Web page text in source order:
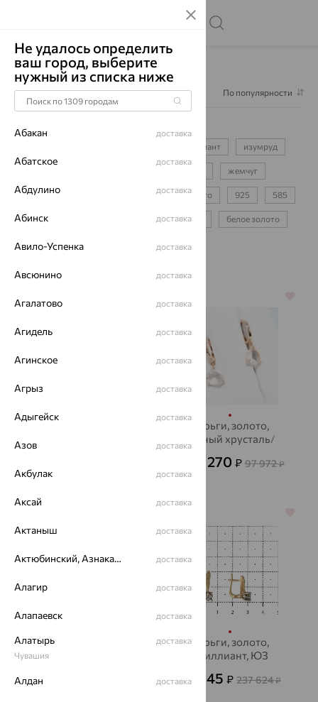
Главная Каталог Серьги
Фильтр По популярности
бриллиант изумруд
жемчуг
протяжки детские конго 925 585
750 желтое золото белое золото
золотые серебряные
Серьги, золото,
Серьги, золото,
горный хрусталь/
хрусталь, SOKOLOV
35 270 ₽ 97 972₽
Серьги, серебро,
фианит, Aquamarine
от
Серьги, золото,
бриллиант, ЮЗ
85 545₽ 237 624₽
Не удалось определить
ваш город, выберите
нужный из списка ниже
Абакан доставка
Абатское доставка
Абдулино доставка
Абинск доставка
Авило-Успенка доставка
Авсюнино доставка
Агалатово доставка
Агидель доставка
Агинское доставка
Агрыз доставка
Адыгейск доставка
Азов доставка
Акбулак доставка
Аксай доставка
Актаныш доставка
Актюбинский, Азнакаевский район доставка
Алагир доставка
Алапаевск доставка
Алатырь
Чувашия
доставка
Алдан доставка